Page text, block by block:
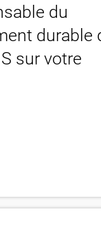
du
durable
sur votre